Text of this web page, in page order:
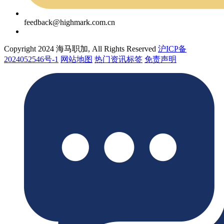
feedback@highmark.com.cn
Copyright 2024 海马职加, All Rights Reserved 沪ICP备
2024052546号-1 网站地图 热门资讯标签 免责声明